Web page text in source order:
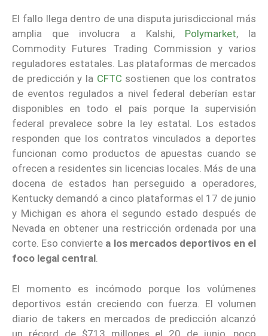
El fallo llega dentro de una disputa jurisdiccional más
amplia que involucra a Kalshi, Polymarket, la
Commodity Futures Trading Commission y varios
reguladores estatales. Las plataformas de mercados
de predicción y la CFTC sostienen que los contratos
de eventos regulados a nivel federal deberían estar
disponibles en todo el país porque la supervisión
federal prevalece sobre la ley estatal. Los estados
responden que los contratos vinculados a deportes
funcionan como productos de apuestas cuando se
ofrecen a residentes sin licencias locales. Más de una
docena de estados han perseguido a operadores,
Kentucky demandó a cinco plataformas el 17 de junio
y Michigan es ahora el segundo estado después de
Nevada en obtener una restricción ordenada por una
corte. Eso convierte a los mercados deportivos en el
foco legal central.
El momento es incómodo porque los volúmenes
deportivos están creciendo con fuerza. El volumen
diario de takers en mercados de predicción alcanzó
un récord de $713 millones el 20 de junio, poco